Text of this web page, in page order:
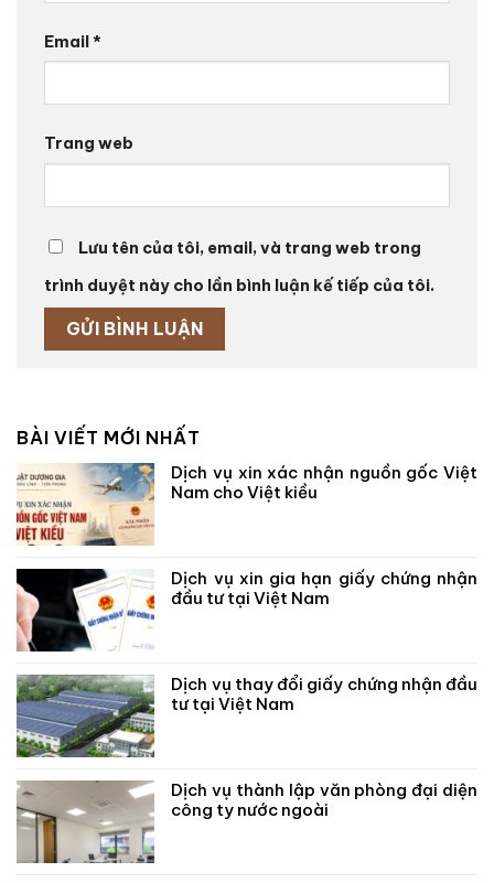
Email*
Trang web
Lưu tên của tôi, email, và trang web trong
trình duyệt này cho lần bình luận kế tiếp của tôi.
BÀI VIẾT MỚI NHẤT
Dịch vụ xin xác nhận nguồn gốc Việt
Nam cho Việt kiều
Dịch vụ xin gia hạn giấy chứng nhận
đầu tư tại Việt Nam
Dịch vụ thay đổi giấy chứng nhận đầu
tư tại Việt Nam
Dịch vụ thành lập văn phòng đại diện
công ty nước ngoài